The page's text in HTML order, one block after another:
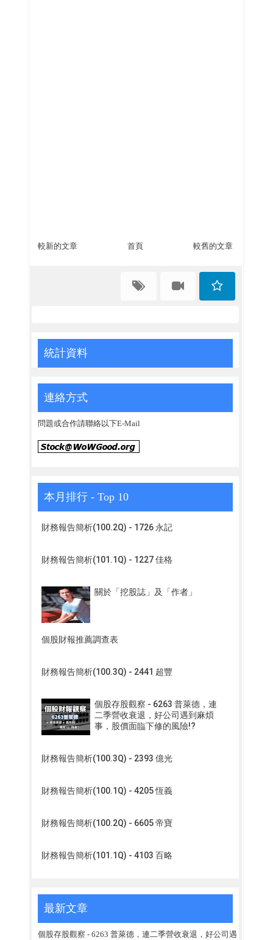
較新的文章 較舊的文章
首頁
統計資料
連絡方式
問題或合作請聯絡以下E-Mail
本月排行 - Top 10
財務報告簡析(100.2Q) - 1726 永記
財務報告簡析(101.1Q) - 1227 佳格
關於「挖股誌」及「作者」
個股財報推薦調查表
財務報告簡析(100.3Q) - 2441 超豐
個股存股觀察 - 6263 普萊德，連
二季營收衰退，好公司遇到麻煩
事，股價面臨下修的風險!?
財務報告簡析(100.3Q) - 2393 億光
財務報告簡析(100.1Q) - 4205 恆義
財務報告簡析(100.2Q) - 6605 帝寶
財務報告簡析(101.1Q) - 4103 百略
最新文章
個股存股觀察 - 6263 普萊德，連二季營收衰退，好公司遇